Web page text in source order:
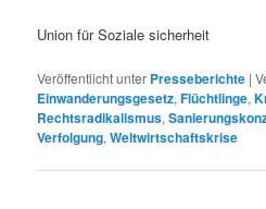
Union für Soziale sicherheit
Veröffentlicht unter Presseberichte |
Einwanderungsgesetz,Flüchtlinge,
Rechtsradikalismus,
Verfolgung,Weltwirtschaftskrise